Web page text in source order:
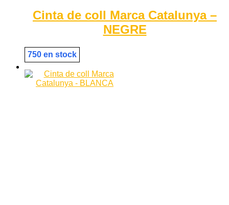
Cinta de coll Marca Catalunya –
NEGRE
750 en stock